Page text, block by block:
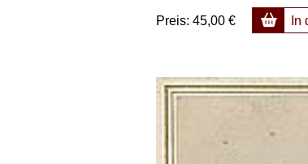
Preis: 45,00 € In